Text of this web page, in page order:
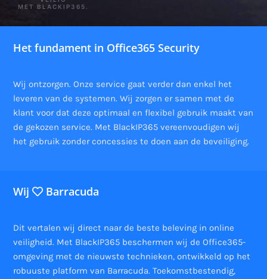
MET BLACKIP365.
Het fundament in Office365 Security
Wij ontzorgen. Onze service gaat verder dan enkel het
leveren van de systemen. Wij zorgen er samen met de
klant voor dat deze optimaal en flexibel gebruik maakt van
de gekozen service. Met BlackIP365 vereenvoudigen wij
het gebruik zonder concessies te doen aan de beveiliging.
Wij Barracuda
Dit vertalen wij direct naar de beste beleving in online
veiligheid. Met BlackIP365 beschermen wij de Office365-
omgeving met de nieuwste technieken, ontwikkeld op het
robuuste platform van Barracuda. Toekomstbestendig,